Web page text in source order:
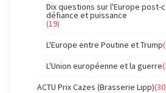
Dix questions sur l'Europe post-
défiance et puissance
(19)
L'Europe entre Poutine et Trump
L'Union européenne et la guerre
ACTU Prix Cazes (Brasserie Lipp)